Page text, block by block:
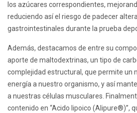
los azúcares correspondientes,
reduciendo así el riesgo de padecer
gastrointestinales durante la prueba
Además, destacamos de entre su
aporte de maltodextrinas, un tipo de
complejidad estructural, que permite un
energía a nuestro organismo, y así
a nuestras células musculares.
contenido en “Acido lipoico (Alipure®)”,